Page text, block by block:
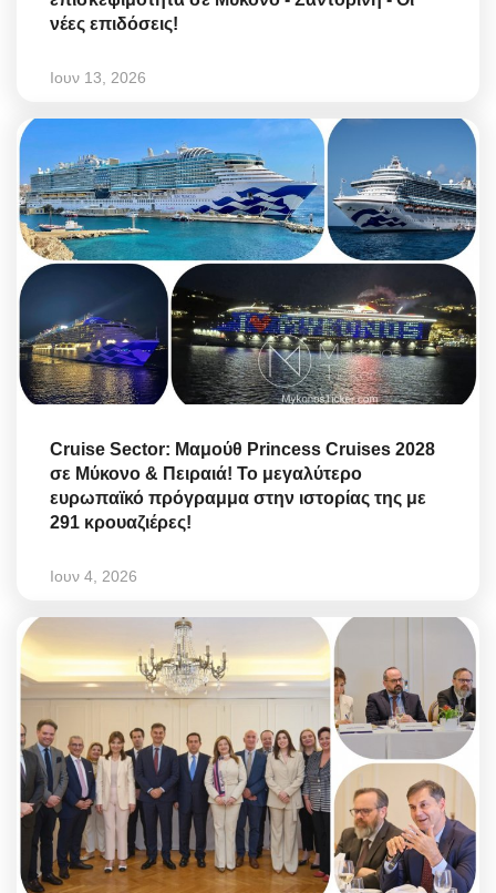
νέες επιδόσεις!
Ιουν 13, 2026
Cruise Sector: Μαμούθ Princess Cruises 2028
σε Μύκονο & Πειραιά! Το μεγαλύτερο
ευρωπαϊκό πρόγραμμα στην ιστορίας της με
291 κρουαζιέρες!
Ιουν 4, 2026